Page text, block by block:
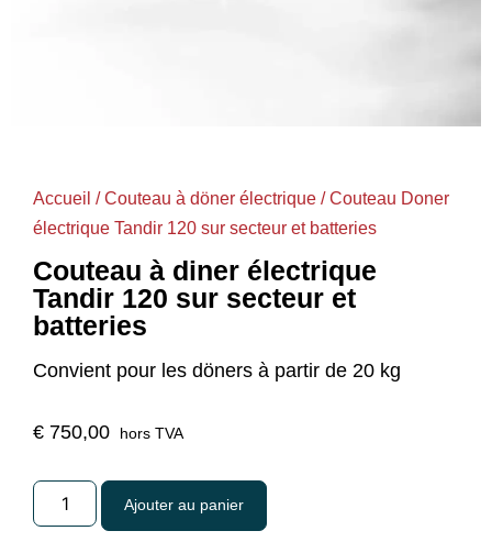
Accueil /Couteau à döner électrique / Couteau Doner
électrique Tandir 120 sur secteur et batteries
Couteau à diner électrique
Tandir 120 sur secteur et
batteries
Convient pour les döners à partir de 20 kg
€ 750,00 hors TVA
Ajouter au panier